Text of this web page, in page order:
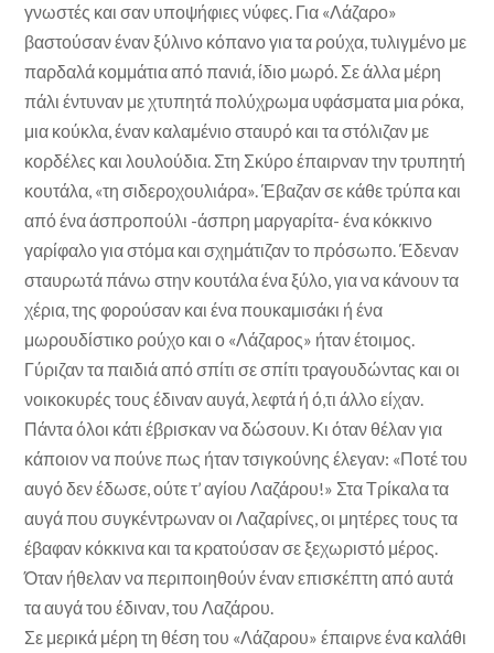
γνωστές και σαν υποψήφιες νύφες. Για «Λάζαρο»
βαστούσαν έναν ξύλινο κόπανο για τα ρούχα, τυλιγμένο με
παρδαλά κομμάτια από πανιά, ίδιο μωρό. Σε άλλα μέρη
πάλι έντυναν με χτυπητά πολύχρωμα υφάσματα μια ρόκα,
μια κούκλα, έναν καλαμένιο σταυρό και τα στόλιζαν με
κορδέλες και λουλούδια. Στη Σκύρο έπαιρναν την τρυπητή
κουτάλα, «τη σιδεροχουλιάρα». Έβαζαν σε κάθε τρύπα και
από ένα άσπροπούλι -άσπρη μαργαρίτα- ένα κόκκινο
γαρίφαλο για στόμα και σχημάτιζαν το πρόσωπο. Έδεναν
σταυρωτά πάνω στην κουτάλα ένα ξύλο, για να κάνουν τα
χέρια, της φορούσαν και ένα πουκαμισάκι ή ένα
μωρουδίστικο ρούχο και ο «Λάζαρος» ήταν έτοιμος.
Γύριζαν τα παιδιά από σπίτι σε σπίτι τραγουδώντας και οι
νοικοκυρές τους έδιναν αυγά, λεφτά ή ό,τι άλλο είχαν.
Πάντα όλοι κάτι έβρισκαν να δώσουν. Κι όταν θέλαν για
κάποιον να πούνε πως ήταν τσιγκούνης έλεγαν: «Ποτέ του
αυγό δεν έδωσε, ούτε τ’ αγίου Λαζάρου!» Στα Τρίκαλα τα
αυγά που συγκέντρωναν οι Λαζαρίνες, οι μητέρες τους τα
έβαφαν κόκκινα και τα κρατούσαν σε ξεχωριστό μέρος.
Όταν ήθελαν να περιποιηθούν έναν επισκέπτη από αυτά
τα αυγά του έδιναν, του Λαζάρου.
Σε μερικά μέρη τη θέση του «Λάζαρου» έπαιρνε ένα καλάθι